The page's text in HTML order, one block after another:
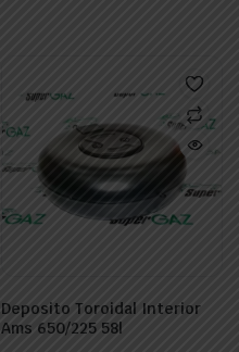
Deposito Toroidal Interior
Ams 650/225 58l